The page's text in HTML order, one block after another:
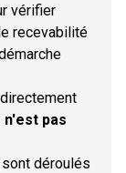
vérifier
recevabilité
pas
déroulés